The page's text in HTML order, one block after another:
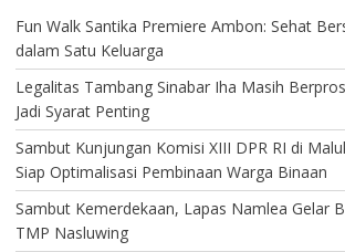
Fun Walk Santika Premiere Ambon: Sehat
dalam Satu Keluarga
Legalitas Tambang Sinabar Iha Masih
Jadi Syarat Penting
Sambut Kunjungan Komisi XIII DPR RI di
Siap Optimalisasi Pembinaan Warga Binaan
Sambut Kemerdekaan, Lapas Namlea Gelar
TMP Nasluwing